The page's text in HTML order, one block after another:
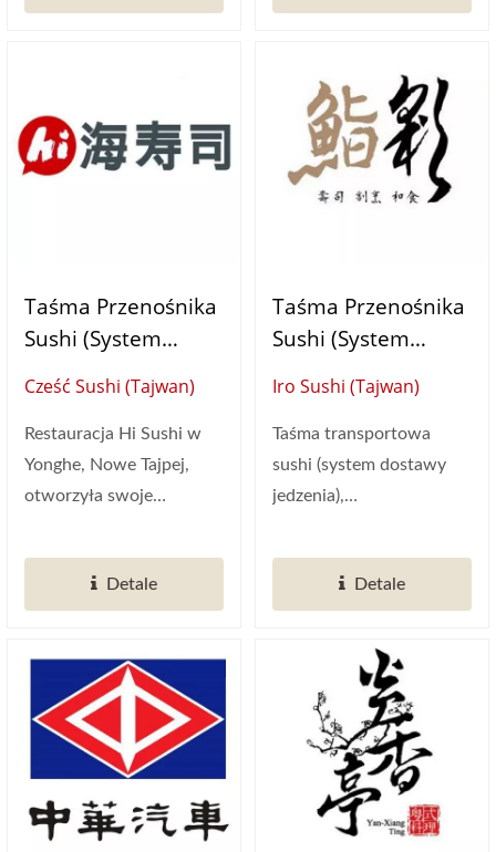
Taśma Przenośnika
Sushi (System
Dostawy Żywności)
Cześć Sushi (Tajwan)
Restauracja Hi Sushi w
Yonghe, Nowe Tajpej,
otworzyła swoje
czerwca 2015...
Detale
Taśma Przenośnika
Sushi (System
Dostawy Żywności)
Iro Sushi (Tajwan)
Taśma transportowa
sushi (system dostawy
jedzenia),
opracowana przez
Detale